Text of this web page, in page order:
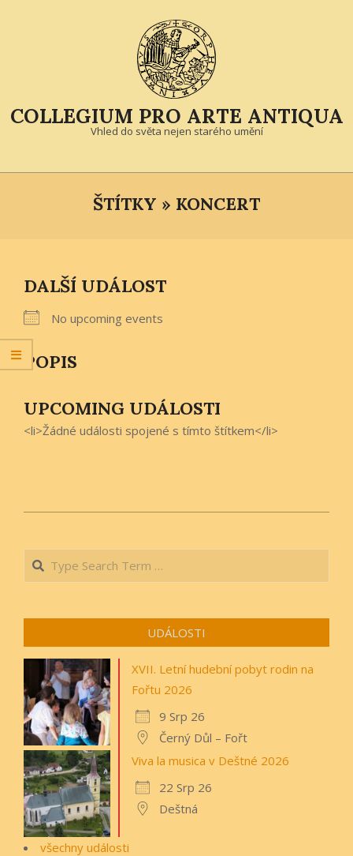
COLLEGIUM PRO ARTE ANTIQUA
Vhled do světa nejen starého umění
Primary
ŠTÍTKY » KONCERT
DALŠÍ UDÁLOST
No upcoming events
POPIS
UPCOMING UDÁLOSTI
<li>Žádné události spojené s tímto štítkem</li>
24
Search
UDÁLOSTI
XVII. Letní hudební pobyt rodin na
Fořtu 2026
9 Srp 26
Černý Důl – Fořt
Viva la musica v Deštné 2026
22 Srp 26
Deštná
všechny události